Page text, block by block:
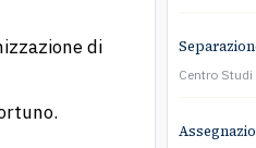
di
Centro Studi